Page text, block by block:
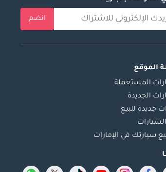
انضم
الموقع
المستعملة
الجديدة
جديدة للبيع
السيارات
سيارتك في الإمارات